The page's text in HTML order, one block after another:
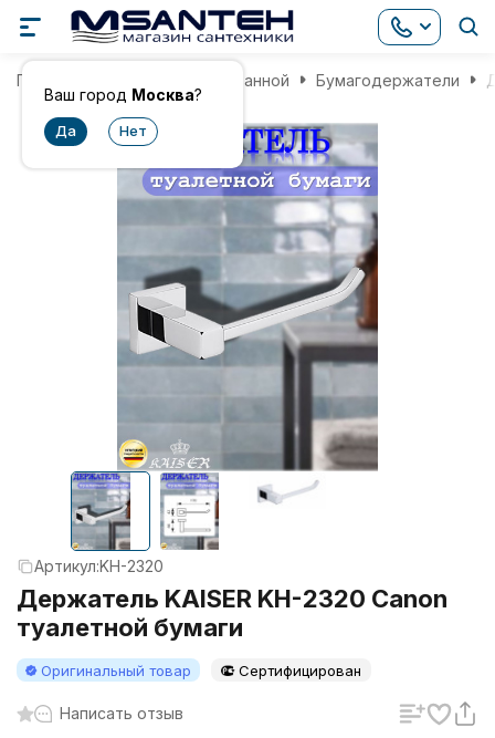
Ваш город Москва?
Главная Аксессуары для ванной Бумагодержатели
Артикул:KH-2320
Держатель KAISER KH-2320 Canon
туалетной бумаги
Оригинальный товар Сертифицирован
Написать отзыв